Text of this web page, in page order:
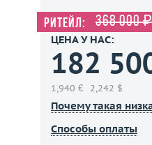
Ритейл: 368 000 ₽
ЦЕНА У НАС:
182
1,940 € 2,242 $
Почему такая
Способы оплаты